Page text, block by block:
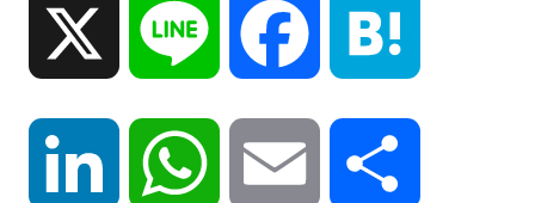
Line Facebook
LinkedIn WhatsApp Email